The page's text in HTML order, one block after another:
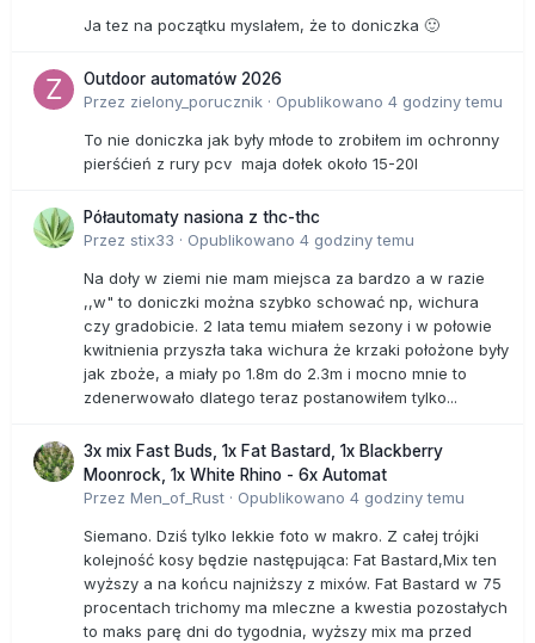
Ja tez na początku myslałem, że to doniczka 🙂
Outdoor automatów 2026
Przez zielony_porucznik · Opublikowano 4 godziny temu
To nie doniczka jak były młode to zrobiłem im ochronny
pierśćień z rury pcv maja dołek około 15-20l
Półautomaty nasiona z thc-thc
Przez stix33 · Opublikowano 4 godziny temu
Na doły w ziemi nie mam miejsca za bardzo a w razie
,,w" to doniczki można szybko schować np, wichura
czy gradobicie. 2 lata temu miałem sezony i w połowie
kwitnienia przyszła taka wichura że krzaki położone były
jak zboże, a miały po 1.8m do 2.3m i mocno mnie to
zdenerwowało dlatego teraz postanowiłem tylko...
3x mix Fast Buds, 1x Fat Bastard, 1x Blackberry
Moonrock, 1x White Rhino - 6x Automat
Przez Men_of_Rust · Opublikowano 4 godziny temu
Siemano. Dziś tylko lekkie foto w makro. Z całej trójki
kolejność kosy będzie następująca: Fat Bastard,Mix ten
wyższy a na końcu najniższy z mixów. Fat Bastard w 75
procentach trichomy ma mleczne a kwestia pozostałych
to maks parę dni do tygodnia, wyższy mix ma przed